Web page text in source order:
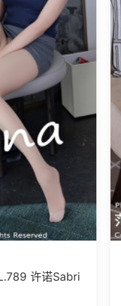
许诺Sabri